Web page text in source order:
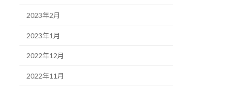
2023年2月
2023年1月
2022年12月
2022年11月